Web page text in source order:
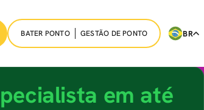
BATER PONTO GESTÃO DE PONTO BR
em até